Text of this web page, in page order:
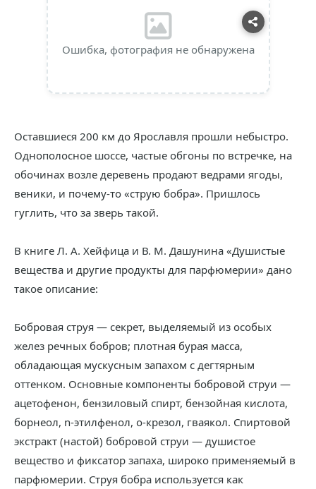
Ошибка, фотография не обнаружена
Оставшиеся 200 км до Ярославля прошли небыстро.
Однополосное шоссе, частые обгоны по встречке, на
обочинах возле деревень продают ведрами ягоды,
веники, и почему-то «струю бобра». Пришлось
гуглить, что за зверь такой.
В книге Л. А. Хейфица и В. М. Дашунина «Душистые
вещества и другие продукты для парфюмерии» дано
такое описание:
Бобровая струя — секрет, выделяемый из особых
желез речных бобров; плотная бурая масса,
обладающая мускусным запахом с дегтярным
оттенком. Основные компоненты бобровой струи —
ацетофенон, бензиловый спирт, бензойная кислота,
борнеол, n-этилфенол, о-крезол, гваякол. Спиртовой
экстракт (настой) бобровой струи — душистое
вещество и фиксатор запаха, широко применяемый в
парфюмерии. Струя бобра используется как